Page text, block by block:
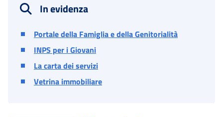
In evidenza
Portale della Famiglia e della Genitorialità
INPS per i Giovani
La carta dei servizi
Vetrina immobiliare